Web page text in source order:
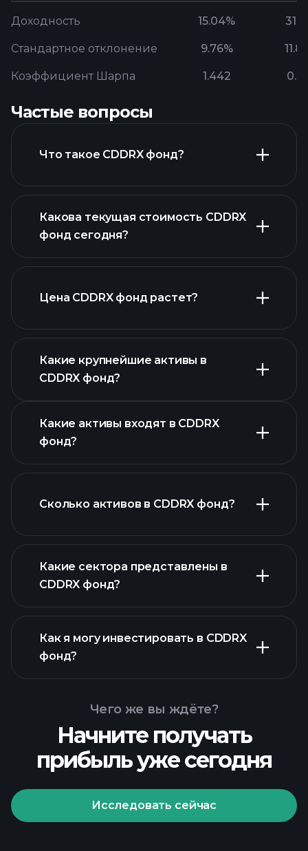
Доходность 15.04%
Стандартное отклонение 9.76%
Коэффициент Шарпа 1.442
Частые вопросы
Что такое CDDRX фонд?
Какова текущая стоимость CDDRX
фонд сегодня?
расширенной диаграмме
Цена CDDRX фонд растет?
диаграмме CDDRX фонд
Какие крупнейшие активы в
CDDRX фонд?
CDDRX фонд
Какие активы входят в CDDRX
фонд?
CDDRX фонд
Сколько активов в CDDRX фонд?
активов CDDRX фонд
Какие сектора представлены в
CDDRX фонд?
Как я могу инвестировать в CDDRX
фонд?
Playtrade
Чего же вы ждёте?
Начните получать
прибыль уже сегодня
Исследовать сейчас